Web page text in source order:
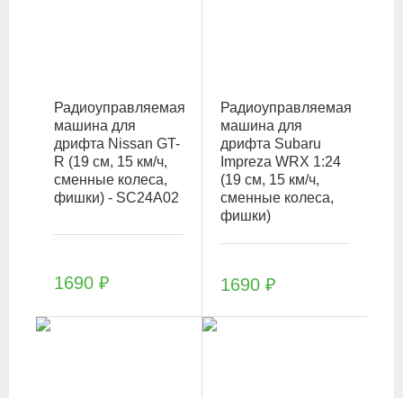
Радиоуправляемая
машина для
дрифта Nissan GT-
R (19 см, 15 км/ч,
сменные колеса,
фишки) - SC24A02
1690 ₽
Радиоуправляемая
машина для
дрифта Subaru
Impreza WRX 1:24
(19 см, 15 км/ч,
сменные колеса,
фишки)
1690 ₽